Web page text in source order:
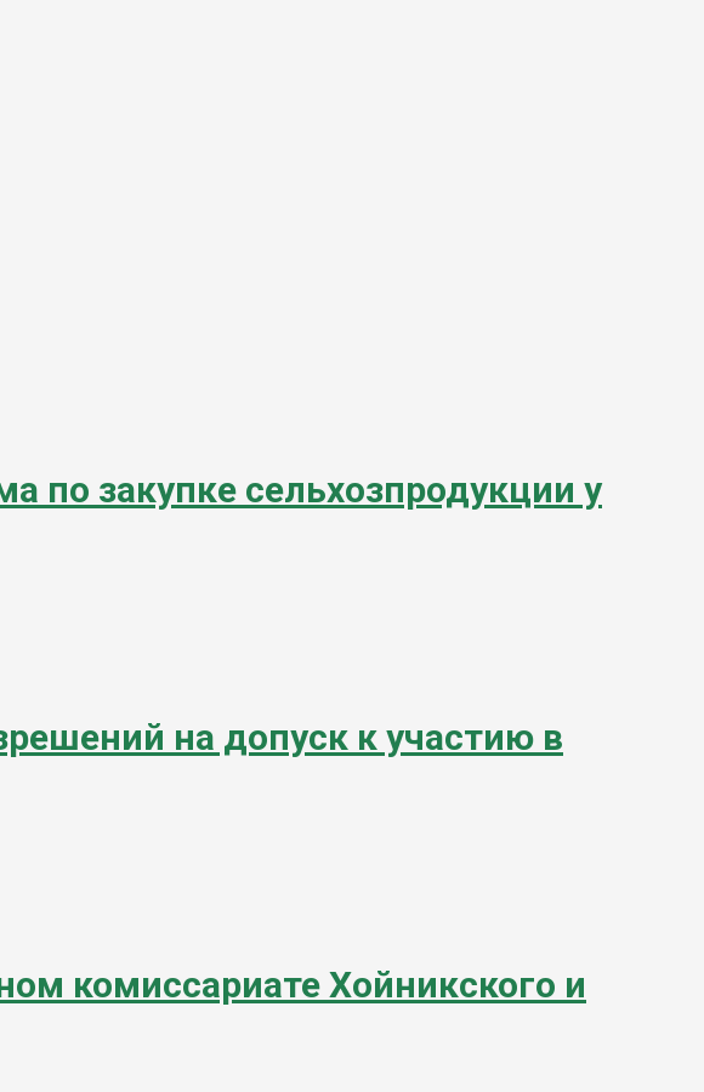
по закупке сельхозпродукции у
на допуск к участию в
комиссариате Хойникского и